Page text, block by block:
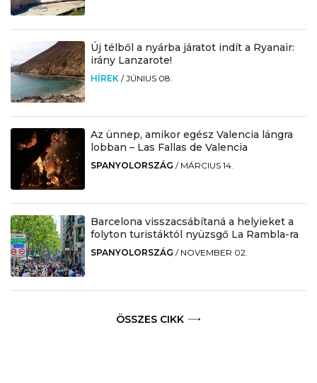
Új télből a nyárba járatot indít a Ryanair:
irány Lanzarote!
HÍREK /JÚNIUS 08.
Az ünnep, amikor egész Valencia lángra
lobban – Las Fallas de Valencia
SPANYOLORSZÁG / MÁRCIUS 14.
Barcelona visszacsábítaná a helyieket a
folyton turistáktól nyüzsgő La Rambla-ra
SPANYOLORSZÁG / NOVEMBER 02.
ÖSSZES CIKK